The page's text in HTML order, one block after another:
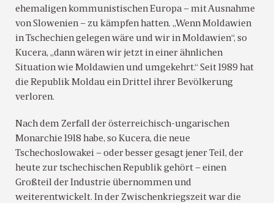
ehemaligen kommunistischen Europa – mit Ausnahme
von Slowenien – zu kämpfen hatten. „Wenn Moldawien
in Tschechien gelegen wäre und wir in Moldawien“, so
Kucera, „dann wären wir jetzt in einer ähnlichen
Situation wie Moldawien und umgekehrt.“ Seit 1989 hat
die Republik Moldau ein Drittel ihrer Bevölkerung
verloren.
Nach dem Zerfall der österreichisch-ungarischen
Monarchie 1918 habe, so Kucera, die neue
Tschechoslowakei – oder besser gesagt jener Teil, der
heute zur tschechischen Republik gehört – einen
Großteil der Industrie übernommen und
weiterentwickelt. In der Zwischenkriegszeit war die